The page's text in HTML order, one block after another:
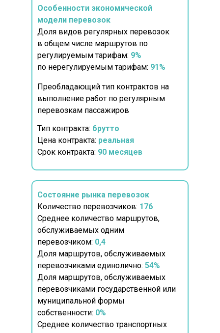
Особенности экономической
модели перевозок
Доля видов регулярных перевозок
в общем числе маршрутов по
регулируемым тарифам: 9%
по нерегулируемым тарифам: 91%
Состояние рынка перевозок
Количество перевозчиков: 176
Среднее количество маршрутов,
обслуживаемых одним
перевозчиком: 0,4
Доля маршрутов, обслуживаемых
перевозчиками единолично: 54%
Доля маршрутов, обслуживаемых
перевозчиками государственной или
муниципальной формы
собственности: 0%
Среднее количество транспортных
Преобладающий тип контрактов на
выполнение работ по регулярным
перевозкам пассажиров
Тип контракта: брутто
Цена контракта: реальная
Срок контракта: 90 месяцев